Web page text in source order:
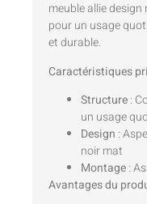
meuble allie
pour un usage
et durable.
Caractéristiques
Structure:
un usage
Design :
noir mat
Montage:
Avantages du